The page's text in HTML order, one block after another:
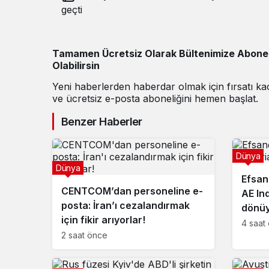
geçti
Tamamen Ücretsiz Olarak Bültenimize Abone
Olabilirsin
Yeni haberlerden haberdar olmak için fırsatı
ve ücretsiz e-posta aboneliğini hemen başlat.
Benzer Haberler
CENTCOM’dan personeline e-
posta: İran’ı cezalandırmak
için fikir arıyorlar!
Dünya
2 saat önce
AE
Dünya
4 saat